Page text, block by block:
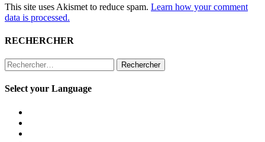
This site uses Akismet to reduce spam. Learn how your comment
data is processed.
RECHERCHER
Rechercher :
Select your Language